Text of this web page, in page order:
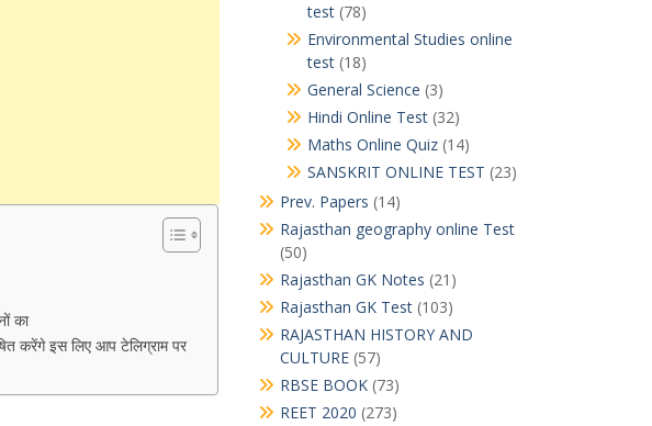
का
करेंगे इस लिए आप टेलिग्राम पर
test(78)
Environmental Studies online
test(18)
General Science (3)
Hindi Online Test(32)
Maths Online Quiz(14)
SANSKRIT ONLINE TEST (23)
Prev. Papers (14)
Rajasthan geography online Test
(50)
Rajasthan GK Notes (21)
Rajasthan GK Test(103)
RAJASTHAN HISTORY AND
CULTURE(57)
RBSE BOOK(73)
REET 2020 (273)